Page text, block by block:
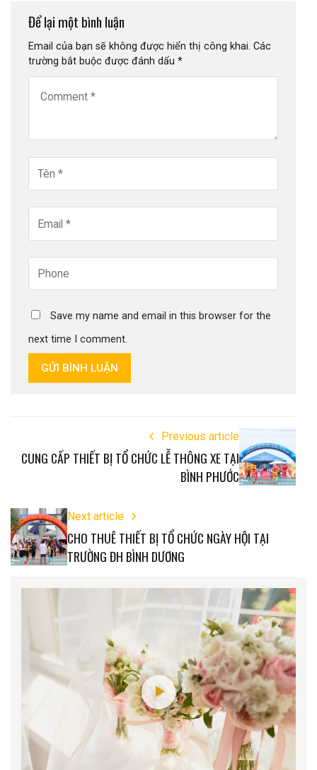
Để lại một bình luận
Email của bạn sẽ không được hiển thị công khai. Các
trường bắt buộc được đánh dấu *
Save my name and email in this browser for the
next time I comment.
GỬI BÌNH LUẬN
Previous article
CUNG CẤP THIẾT BỊ TỔ CHỨC LỄ THÔNG XE TẠI
BÌNH PHƯỚC
Next article
CHO THUÊ THIẾT BỊ TỔ CHỨC NGÀY HỘI TẠI
TRƯỜNG ĐH BÌNH DƯƠNG